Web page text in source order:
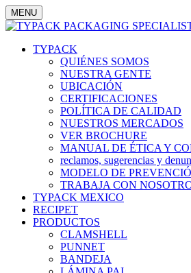
MENU
TYPACK
QUIÉNES SOMOS
NUESTRA GENTE
UBICACIÓN
CERTIFICACIONES
POLÍTICA DE CALIDAD
NUESTROS MERCADOS
VER BROCHURE
MANUAL DE ÉTICA Y
reclamos, sugerencias y
MODELO DE
TRABAJA CON
TYPACK MEXICO
RECIPET
PRODUCTOS
CLAMSHELL
PUNNET
BANDEJA